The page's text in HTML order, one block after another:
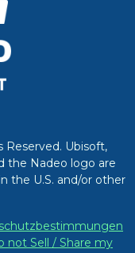
Ubisoft,
the Nadeo logo are
the U.S. and/or other
not Sell / Share my